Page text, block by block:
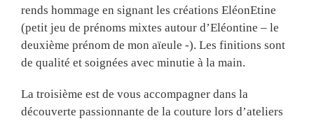
rends hommage en signant les créations EléonEtine
(petit jeu de prénoms mixtes autour d’Eléontine – le
deuxième prénom de mon aïeule -). Les finitions sont
de qualité et soignées avec minutie à la main.
La troisième est de vous accompagner dans la
découverte passionnante de la couture lors d’ateliers